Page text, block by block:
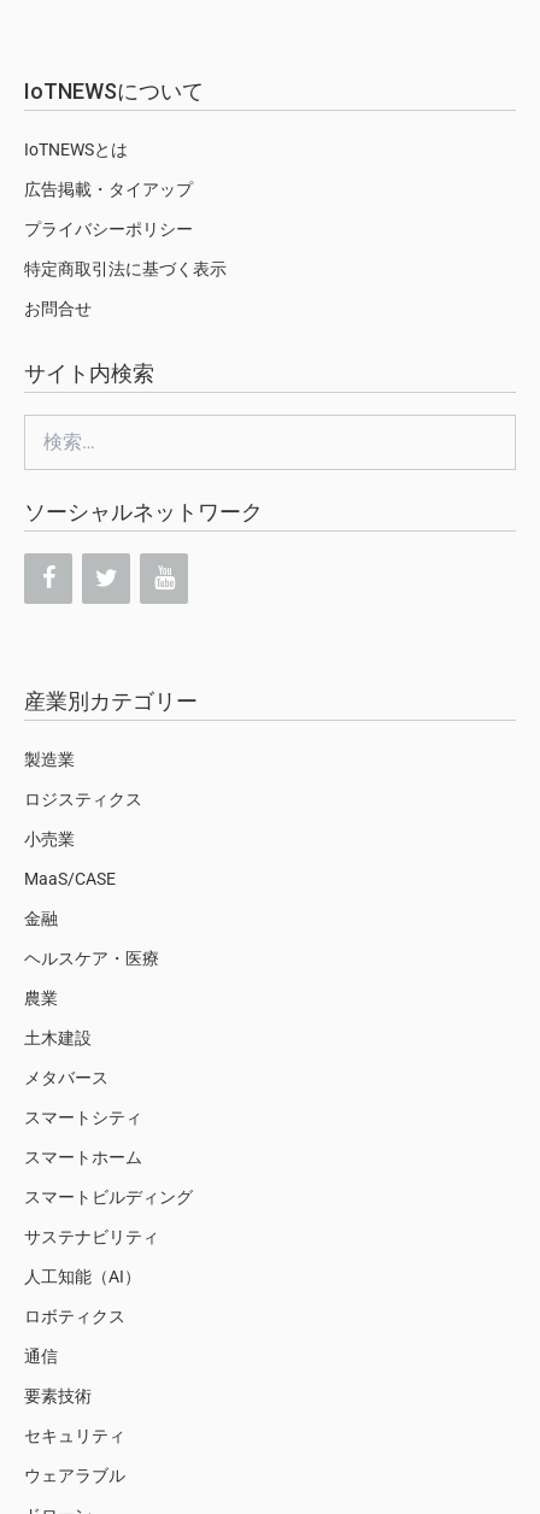
IoTNEWSについて
IoTNEWSとは
広告掲載・タイアップ
プライバシーポリシー
特定商取引法に基づく表示
お問合せ
サイト内検索
索:
ソーシャルネットワーク
産業別カテゴリー
製造業
ロジスティクス
小売業
MaaS/CASE
金融
ヘルスケア・医療
農業
土木建設
メタバース
スマートシティ
スマートホーム
スマートビルディング
サステナビリティ
人工知能（AI）
ロボティクス
通信
要素技術
セキュリティ
ウェアラブル